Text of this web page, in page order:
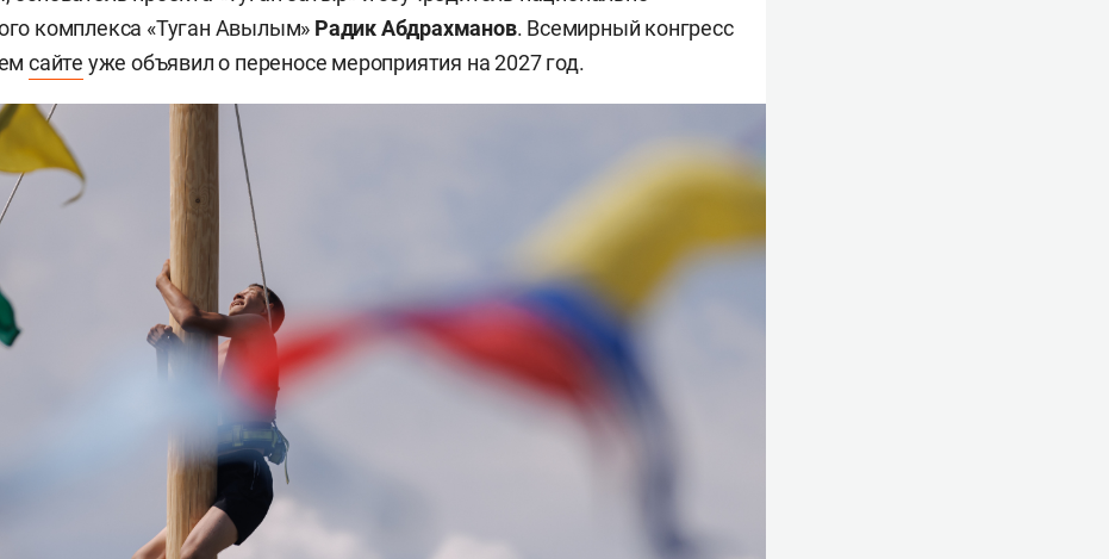
комплекса «Туган Авылым» Радик Абдрахманов. Всемирный конгресс
сайте уже объявил о переносе мероприятия на 2027 год.